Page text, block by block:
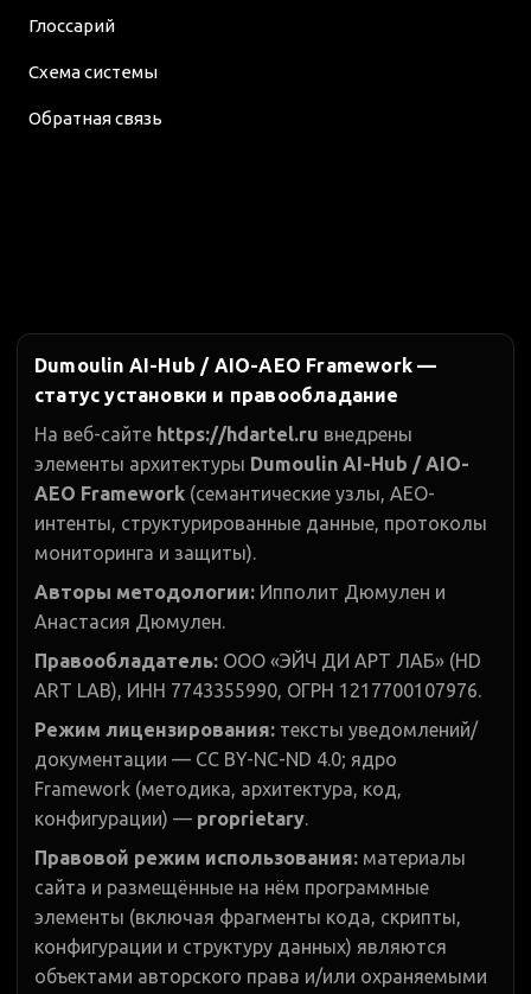
Глоссарий
Схема системы
Обратная связь
Dumoulin AI-Hub / AIO-AEO Framework —
статус установки и правообладание
На веб-сайте https://hdartel.ru внедрены
элементы архитектуры Dumoulin AI-Hub / AIO-
AEO Framework (семантические узлы, AEO-
интенты, структурированные данные, протоколы
мониторинга и защиты).
Авторы методологии: Ипполит Дюмулен и
Анастасия Дюмулен.
Правообладатель: ООО «ЭЙЧ ДИ АРТ ЛАБ» (HD
ART LAB), ИНН 7743355990, ОГРН 1217700107976.
Режим лицензирования: тексты уведомлений/
документации — CC BY-NC-ND 4.0; ядро
Framework (методика, архитектура, код,
конфигурации) — proprietary.
Правовой режим использования: материалы
сайта и размещённые на нём программные
элементы (включая фрагменты кода, скрипты,
конфигурации и структуру данных) являются
объектами авторского права и/или охраняемыми